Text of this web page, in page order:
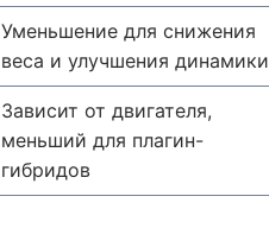
Уменьшение для снижения
веса и улучшения динамики
Зависит от двигателя,
меньший для плагин-
гибридов